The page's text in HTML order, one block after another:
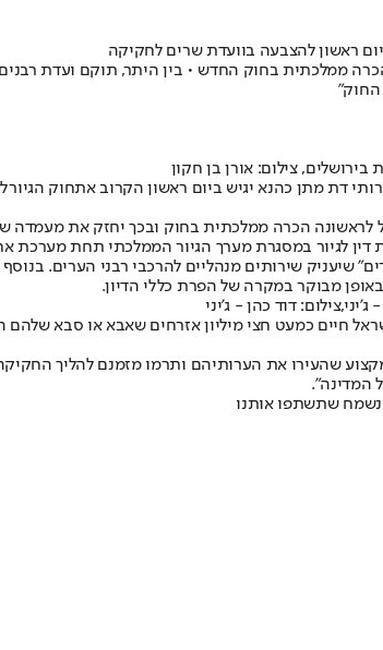
ראשון להצבעה בוועדת שרים לחקיקה
ממלכתית בחוק החדש • בין היתר, תוקם ועדת
החוק"
צילום: אורן בן חקון
דת מתן כהנא יגיש ביום ראשון הקרוב אתחוק הגיור
לראשונה הכרה ממלכתית בחוק ובכך יחזק את מעמדה
דין לגיור במסגרת מערך הגיור הממלכתי תחת מערכת
שיעניק שירותים מנהליים להרכבי רבני הערים.
מבוקר במקרה של הפרת כללי הדיון.
דוד כהן - ג'יני
חיים כמעט חצי מיליון אזרחים שאבא או סבא שלהם
שהעירו את הערותיהם ותרמו מזמנם להליך
המדינה".
שתשתפו אותנו